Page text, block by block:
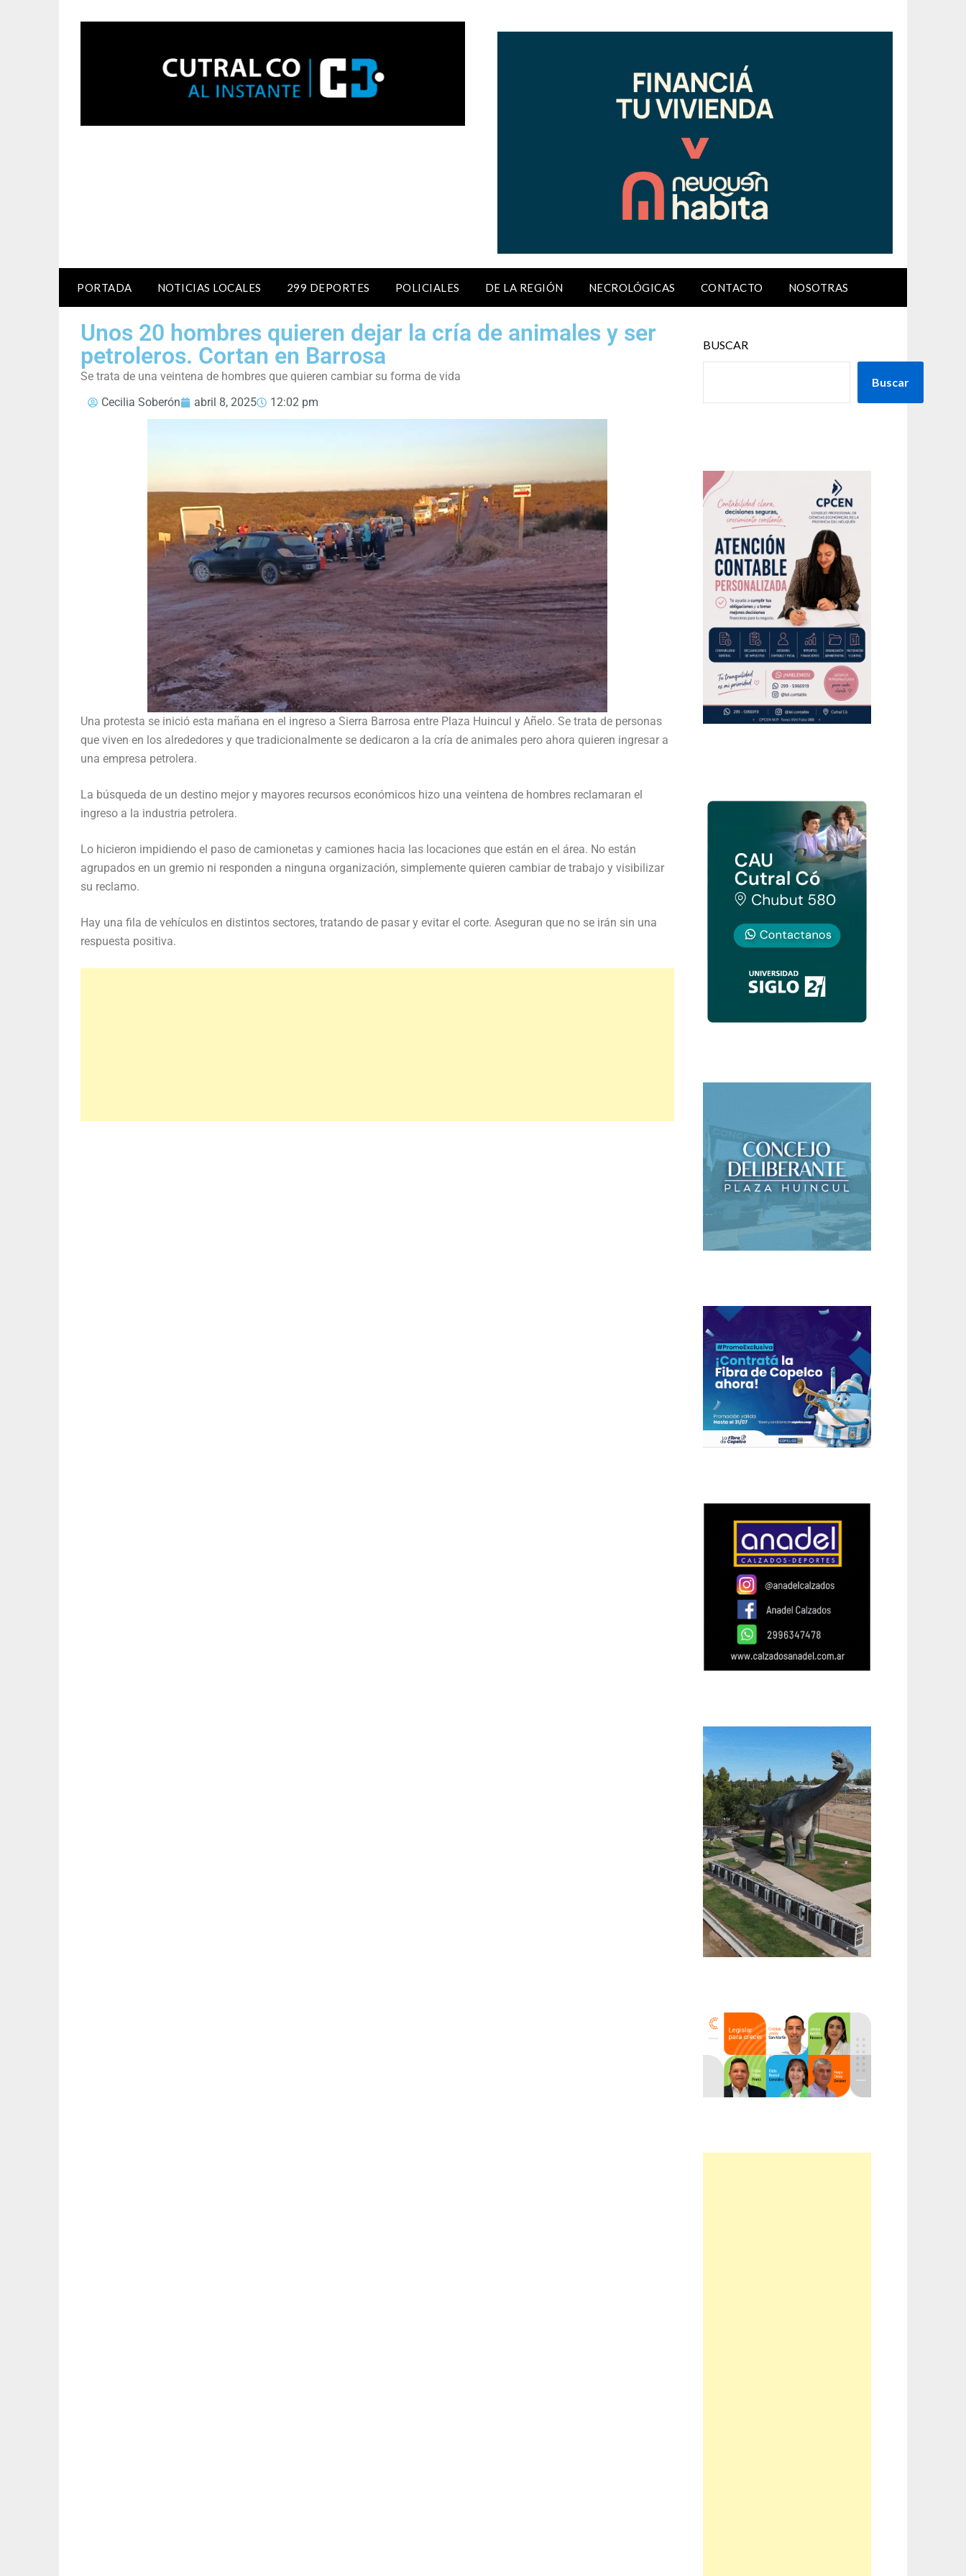
PORTADA NOTICIAS LOCALES 299 DEPORTES POLICIALES DE LA REGIÓN NECROLÓGICAS CONTACTO NOSOTRAS
Unos 20 hombres quieren dejar la cría de animales y ser
petroleros. Cortan en Barrosa
Se trata de una veintena de hombres que quieren cambiar su forma de vida
Cecilia Soberón
abril 8, 2025 12:02 pm
Una protesta se inició esta mañana en el ingreso a Sierra Barrosa entre Plaza Huincul y Añelo. Se trata de personas
que viven en los alrededores y que tradicionalmente se dedicaron a la cría de animales pero ahora quieren ingresar a
una empresa petrolera.
La búsqueda de un destino mejor y mayores recursos económicos hizo una veintena de hombres reclamaran el
ingreso a la industria petrolera.
Lo hicieron impidiendo el paso de camionetas y camiones hacia las locaciones que están en el área. No están
agrupados en un gremio ni responden a ninguna organización, simplemente quieren cambiar de trabajo y visibilizar
su reclamo.
Hay una fila de vehículos en distintos sectores, tratando de pasar y evitar el corte. Aseguran que no se irán sin una
respuesta positiva.
BUSCAR
Buscar